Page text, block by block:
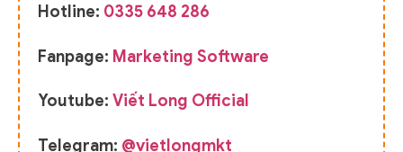
Hotline: 0335 648 286
Fanpage: Marketing Software
Youtube: Viết Long Official
Telegram: @vietlongmkt